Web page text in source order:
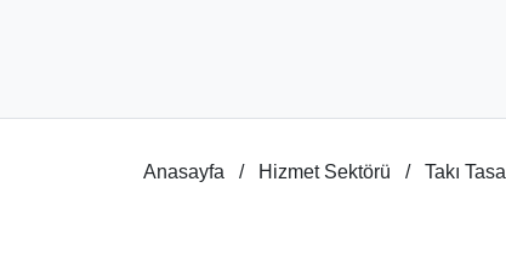
Anasayfa Hizmet Sektörü Takı